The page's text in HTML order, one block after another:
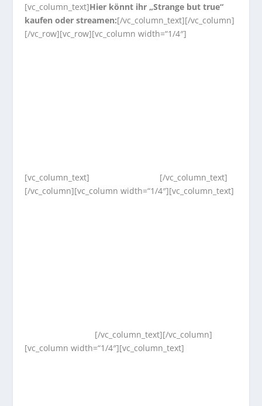
[vc_column_text]Hier könnt ihr „Strange but true“
kaufen oder streamen:[/vc_column_text][/vc_column]
[/vc_row][vc_row][vc_column width=“1/4″]
[vc_column_text]
[/vc_column_text]
[/vc_column][vc_column width=“1/4″][vc_column_text]
[/vc_column_text][/vc_column]
[vc_column width=“1/4″][vc_column_text]